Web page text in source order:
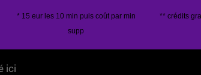
* 15 eur les 10 min puis coût par min
supp
** crédits
ici